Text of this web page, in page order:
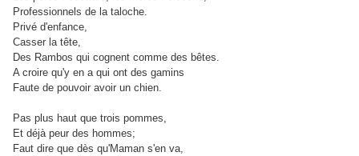
Professionnels de la taloche.
Privé d'enfance,
Casser la tête,
Des Rambos qui cognent comme des bêtes.
A croire qu'y en a qui ont des gamins
Faute de pouvoir avoir un chien.
Pas plus haut que trois pommes,
Et déjà peur des hommes;
Faut dire que dès qu'Maman s'en va,